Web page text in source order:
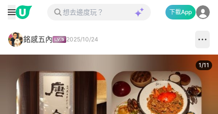
下載App
銘感五內 2025/10/24
1/11